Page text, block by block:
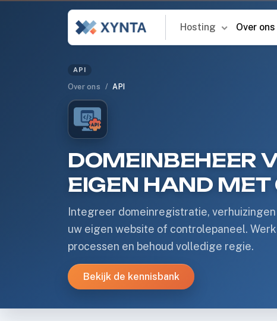
Hosting Over ons
API
Over ons API
DOMEINBEHEER
EIGEN HAND MET
Integreer domeinregistratie,
uw eigen website of controlepaneel.
processen en behoud volledige regie.
Bekijk de kennisbank